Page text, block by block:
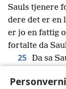
Sauls tjenere
dere det er en
er jo en fattig
fortalte da
25 Da sa
forhuder c av